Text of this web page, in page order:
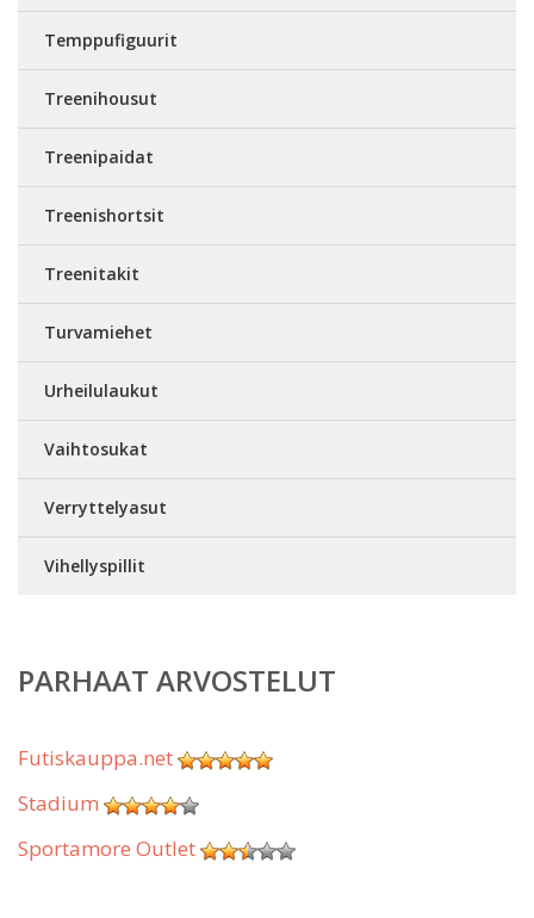
Temppufiguurit
Treenihousut
Treenipaidat
Treenishortsit
Treenitakit
Turvamiehet
Urheilulaukut
Vaihtosukat
Verryttelyasut
Vihellyspillit
PARHAAT ARVOSTELUT
Futiskauppa.net
Stadium
Sportamore Outlet